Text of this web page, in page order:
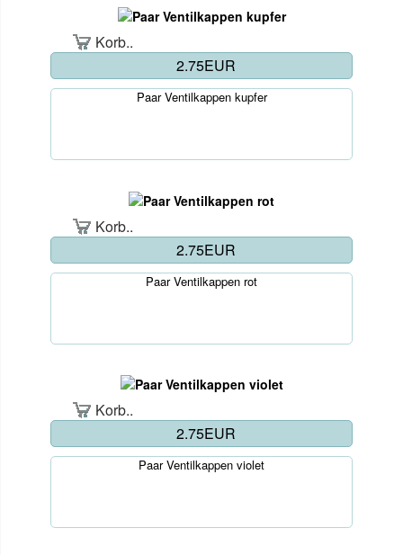
Korb..
2.75EUR
Paar Ventilkappen kupfer
Korb..
2.75EUR
Paar Ventilkappen rot
Korb..
2.75EUR
Paar Ventilkappen violet